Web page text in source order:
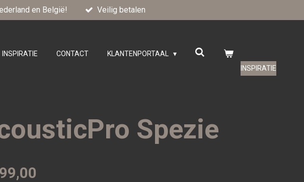
en België! Veilig betalen
INSPIRATIE CONTACT
KLANTENPORTAAL
INSPIRATIE
Spezie